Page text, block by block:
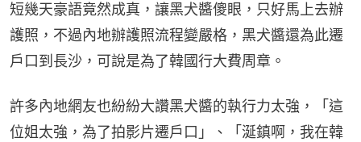
短幾天豪語竟然成真，讓黑犬醬傻眼，只好馬上去辦
護照，不過內地辦護照流程變嚴格，黑犬醬還為此遷
戶口到長沙，可說是為了韓國行大費周章。
許多內地網友也紛紛大讚黑犬醬的執行力太強，「這
位姐太強，為了拍影片遷戶口」、「涎鎮啊，我在韓